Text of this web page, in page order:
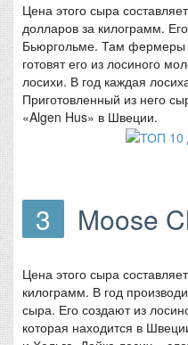
Цена этого сыра
долларов за килограмм.
Бьюргольме. Там фермеры
готовят его из лосиного
лосихи. В год каждая
Приготовленный из него
«Algen Hus» в Швеции.
3 Moose
Цена этого сыра
килограмм. В год
сыра. Его создают из
которая находится в